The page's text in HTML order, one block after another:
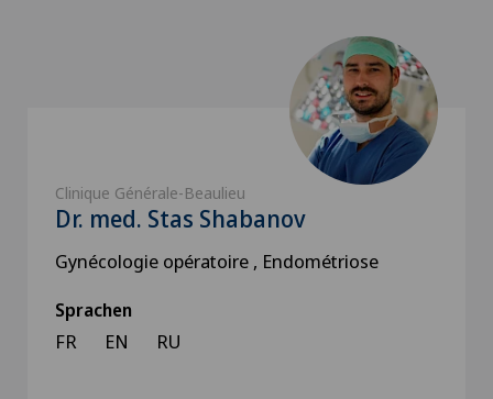
Clinique Générale-Beaulieu
Dr. med. Stas Shabanov
Gynécologie opératoire , Endométriose
Sprachen
FR EN RU